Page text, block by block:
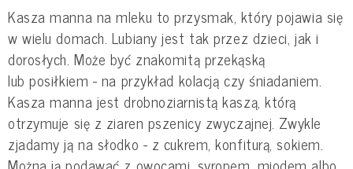
Kasza manna na mleku to przysmak, który pojawia się
w wielu domach. Lubiany jest tak przez dzieci, jak i
dorosłych. Może być znakomitą przekąską
lub posiłkiem - na przykład kolacją czy śniadaniem.
Kasza manna jest drobnoziarnistą kaszą, którą
otrzymuje się z ziaren pszenicy zwyczajnej. Zwykle
zjadamy ją na słodko - z cukrem, konfiturą, sokiem.